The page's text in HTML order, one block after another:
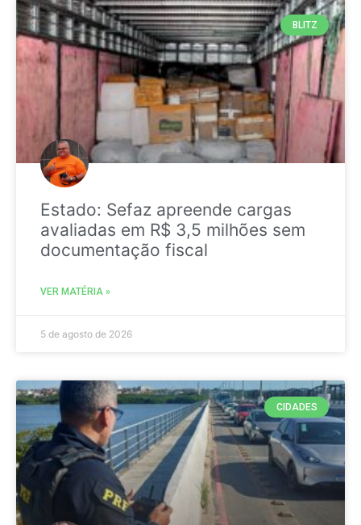
BLITZ
Estado: Sefaz apreende cargas
avaliadas em R$ 3,5 milhões sem
documentação fiscal
VER MATÉRIA »
5 de agosto de 2026
CIDADES